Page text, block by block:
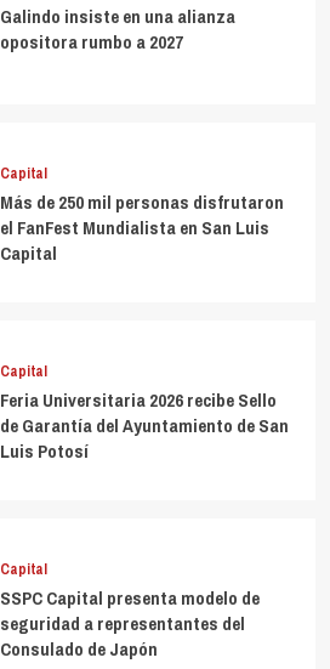
Galindo insiste en una alianza
opositora rumbo a 2027
Capital
Más de 250 mil personas disfrutaron
el FanFest Mundialista en San Luis
Capital
Capital
Feria Universitaria 2026 recibe Sello
de Garantía del Ayuntamiento de San
Luis Potosí
Capital
SSPC Capital presenta modelo de
seguridad a representantes del
Consulado de Japón